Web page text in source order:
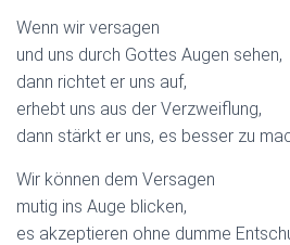
Wenn wir versagen
und uns durch Gottes Augen sehen,
dann richtet er uns auf,
erhebt uns aus der Verzweiflung,
dann stärkt er uns, es besser zu
Wir können dem Versagen
mutig ins Auge blicken,
es akzeptieren ohne dumme